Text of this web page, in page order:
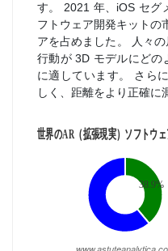
す。 2021 年、iOS セグ
フトウェア開発キットの
アを占めました。 人々
行動が 3D モデルにどの
に適しています。 さら
しく、距離をより正確に